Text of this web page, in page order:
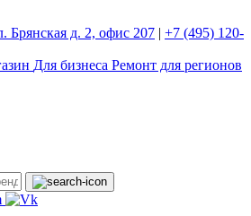
Брянская д. 2, офис 207 | +7 (495) 120-
Для бизнеса Ремонт для регионов